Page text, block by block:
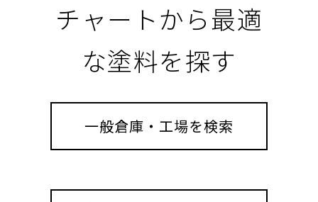
チャートから最適
な塗料を探す
一般倉庫・工場を検索